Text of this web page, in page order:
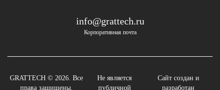
info@grattech.ru
Корпоративная почта
GRATTECH © 2026. Все
права защищены.
Не является
публичной
Сайт создан и
разработан